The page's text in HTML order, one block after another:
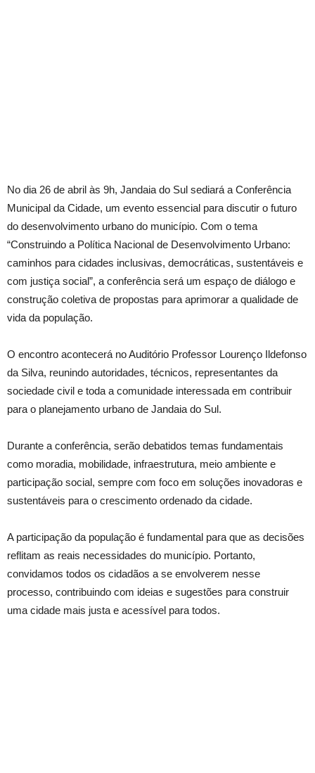
No dia 26 de abril às 9h, Jandaia do Sul sediará a Conferência
Municipal da Cidade, um evento essencial para discutir o futuro
do desenvolvimento urbano do município. Com o tema
“Construindo a Política Nacional de Desenvolvimento Urbano:
caminhos para cidades inclusivas, democráticas, sustentáveis e
com justiça social”, a conferência será um espaço de diálogo e
construção coletiva de propostas para aprimorar a qualidade de
vida da população.
O encontro acontecerá no Auditório Professor Lourenço Ildefonso
da Silva, reunindo autoridades, técnicos, representantes da
sociedade civil e toda a comunidade interessada em contribuir
para o planejamento urbano de Jandaia do Sul.
Durante a conferência, serão debatidos temas fundamentais
como moradia, mobilidade, infraestrutura, meio ambiente e
participação social, sempre com foco em soluções inovadoras e
sustentáveis para o crescimento ordenado da cidade.
A participação da população é fundamental para que as decisões
reflitam as reais necessidades do município. Portanto,
convidamos todos os cidadãos a se envolverem nesse
processo, contribuindo com ideias e sugestões para construir
uma cidade mais justa e acessível para todos.